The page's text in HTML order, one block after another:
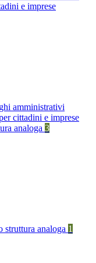
e imprese
amministrativi
cittadini e imprese
analoga 3
analoga 1